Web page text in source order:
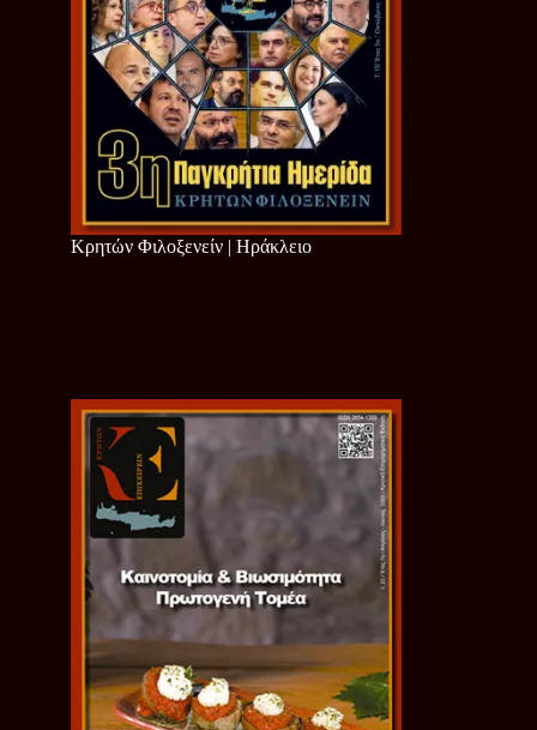
Κρητών Φιλοξενείν | Ηράκλειο